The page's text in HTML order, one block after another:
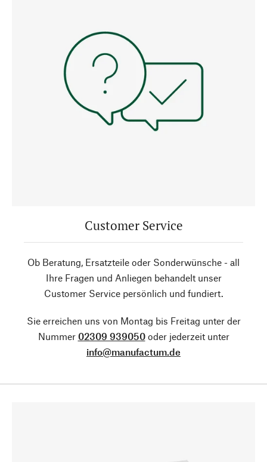
Customer Service
Ob Beratung, Ersatzteile oder Sonderwünsche - all
Ihre Fragen und Anliegen behandelt unser
Customer Service persönlich und fundiert.
Sie erreichen uns von Montag bis Freitag unter der
Nummer 02309 939050oder jederzeit unter
info@manufactum.de